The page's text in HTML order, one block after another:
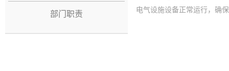
部门职责
电气设施设备正常运行，确